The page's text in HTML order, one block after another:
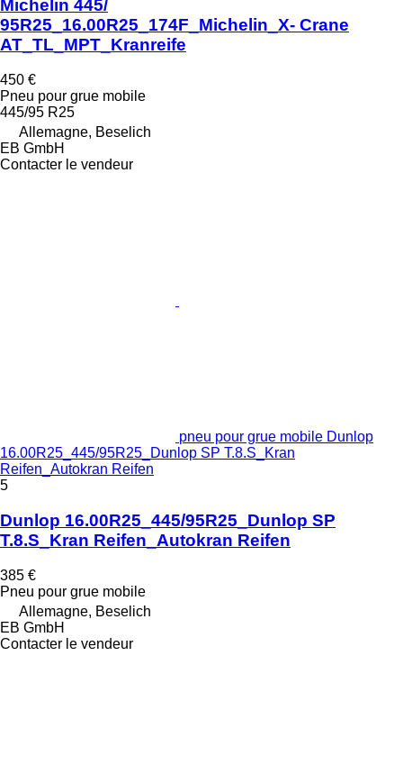
Michelin 445/
95R25_16.00R25_174F_Michelin_X- Crane
AT_TL_MPT_Kranreife
450 €
Pneu pour grue mobile
445/95 R25
Allemagne, Beselich
EB GmbH
Contacter le vendeur
pneu pour grue mobile Dunlop
16.00R25_445/95R25_Dunlop SP T.8.S_Kran
Reifen_Autokran Reifen
5
Dunlop 16.00R25_445/95R25_Dunlop SP
T.8.S_Kran Reifen_Autokran Reifen
385 €
Pneu pour grue mobile
Allemagne, Beselich
EB GmbH
Contacter le vendeur